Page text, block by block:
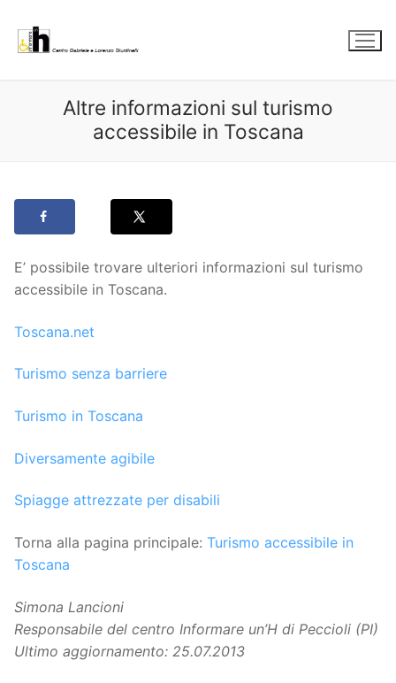
contenuto
Altre informazioni sul turismo
accessibile in Toscana
E’ possibile trovare ulteriori informazioni sul turismo
accessibile in Toscana.
Toscana.net
Turismo senza barriere
Turismo in Toscana
Diversamente agibile
Spiagge attrezzate per disabili
Torna alla pagina principale: Turismo accessibile in
Toscana
Simona Lancioni
Responsabile del centro Informare un’H di Peccioli (PI)
Ultimo aggiornamento: 25.07.2013